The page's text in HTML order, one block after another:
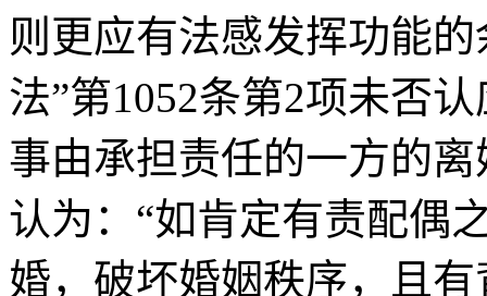
则更应有法感发挥功能
法”第1052条第2项未否
事由承担责任的一方的
认为：“如肯定有责配偶
婚，破坏婚姻秩序，且